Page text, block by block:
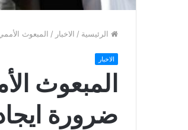
الرئيسية / الاخبار / المبعوث
الاخبار
المبعوث
ضرورة